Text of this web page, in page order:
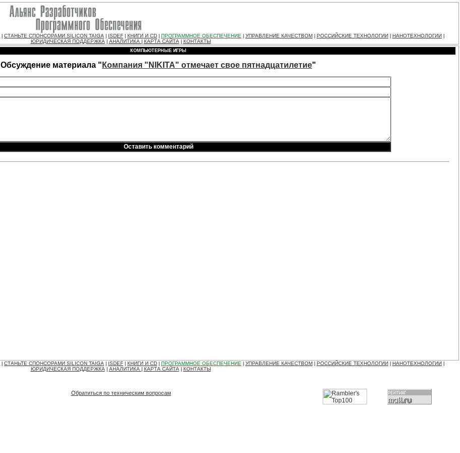
СТАНЬТЕ СПОНСОРАМИ SILICON TAIGA ISDEF КНИГИ И CD ПРОГРАММНОЕ ОБЕСПЕЧЕНИЕ УПРАВЛЕНИЕ КАЧЕСТВОМ РОССИЙСКИЕ ТЕХНОЛОГИИ НАНОТЕХНОЛОГИИ
ЮРИДИЧЕСКАЯ ПОДДЕРЖКА| АНАЛИТИКА КАРТА САЙТА| КОНТАКТЫ
КОМПЬЮТЕРНЫЕ ИГРЫ
Обсуждение материала " Компания "NIKITA" отмечает свое пятнадцатилетие"
СТАНЬТЕ СПОНСОРАМИ SILICON TAIGA ISDEF КНИГИ И CD ПРОГРАММНОЕ ОБЕСПЕЧЕНИЕ УПРАВЛЕНИЕ КАЧЕСТВОМ РОССИЙСКИЕ ТЕХНОЛОГИИ НАНОТЕХНОЛОГИИ
ЮРИДИЧЕСКАЯ ПОДДЕРЖКА| АНАЛИТИКА КАРТА САЙТА| КОНТАКТЫ
Обратиться по техническим вопросам